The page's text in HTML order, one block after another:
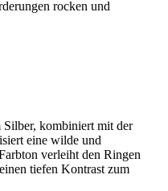
rocken und
kombiniert mit der
eine wilde und
verleiht den Ringen
tiefen Kontrast zum